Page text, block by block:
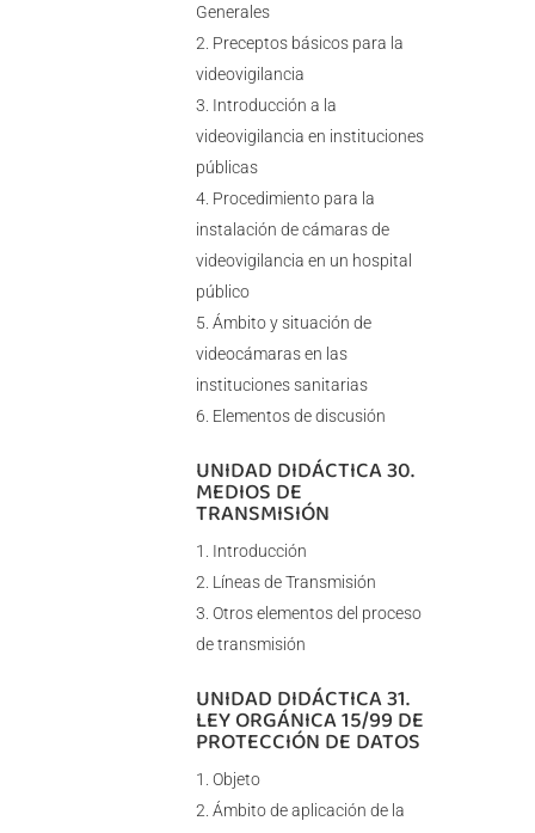
Generales
Preceptos básicos para la
videovigilancia
Introducción a la
videovigilancia en instituciones
públicas
Procedimiento para la
instalación de cámaras de
videovigilancia en un hospital
público
Ámbito y situación de
videocámaras en las
instituciones sanitarias
Elementos de discusión
UNIDAD DIDÁCTICA 30.
MEDIOS DE
TRANSMISIÓN
Introducción
Líneas de Transmisión
Otros elementos del proceso
de transmisión
UNIDAD DIDÁCTICA 31.
LEY ORGÁNICA 15/99 DE
PROTECCIÓN DE DATOS
Objeto
Ámbito de aplicación de la